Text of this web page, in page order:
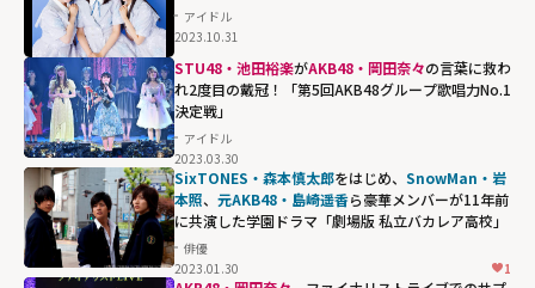
アイドル
2023.10.31
STU48・池田裕楽がAKB48・岡田奈々の言葉に救わ
れ2度目の戴冠！「第5回AKB48グループ歌唱力No.1
決定戦」
アイドル
2023.03.30
SixTONES・森本慎太郎をはじめ、 SnowMan・岩
本照、 元AKB48・島崎遥香ら豪華メンバーが11年前
に共演した学園ドラマ「劇場版 私立バカレア高校」
俳優
2023.01.30
1